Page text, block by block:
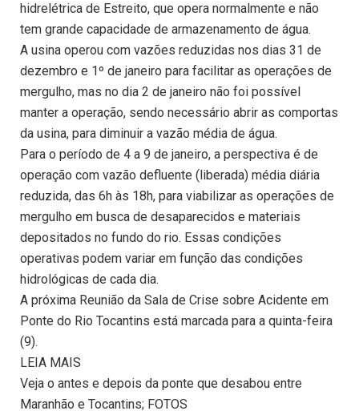
hidrelétrica de Estreito, que opera normalmente e não
tem grande capacidade de armazenamento de água.
A usina operou com vazões reduzidas nos dias 31 de
dezembro e 1º de janeiro para facilitar as operações de
mergulho, mas no dia 2 de janeiro não foi possível
manter a operação, sendo necessário abrir as comportas
da usina, para diminuir a vazão média de água.
Para o período de 4 a 9 de janeiro, a perspectiva é de
operação com vazão defluente (liberada) média diária
reduzida, das 6h às 18h, para viabilizar as operações de
mergulho em busca de desaparecidos e materiais
depositados no fundo do rio. Essas condições
operativas podem variar em função das condições
hidrológicas de cada dia.
A próxima Reunião da Sala de Crise sobre Acidente em
Ponte do Rio Tocantins está marcada para a quinta-feira
(9).
LEIA MAIS
Veja o antes e depois da ponte que desabou entre
Maranhão e Tocantins; FOTOS